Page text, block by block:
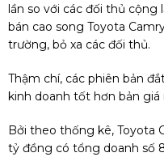
lần so với các đối thủ cộng
bán cao song Toyota
trường, bỏ xa các đối thủ.
Thậm chí, các phiên bản
kinh doanh tốt hơn bản giá
Bởi theo thống kê, Toyota
tỷ đồng có tổng doanh số